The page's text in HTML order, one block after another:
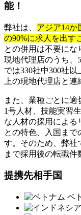
能！
弊社は、 アジア14か
の90%に求人を出す
との併用は不要にな
現地代理店のうち、
では330社中300社
上の現地代理店と連
また、業種ごとに
1号人材、技能実習
な人材の採用による
との特色、入国ま
す。そのため、弊社
まで採用後の転職件
提携先相手国
ベ